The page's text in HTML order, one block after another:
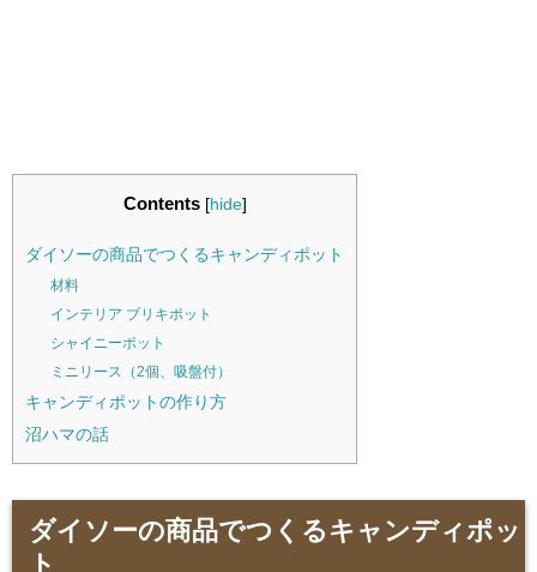
Contents [hide]
ダイソーの商品でつくるキャンディポット
材料
インテリア ブリキポット
シャイニーポット
ミニリース（2個、吸盤付）
キャンディポットの作り方
沼ハマの話
ダイソーの商品でつくるキャンディポッ
ト